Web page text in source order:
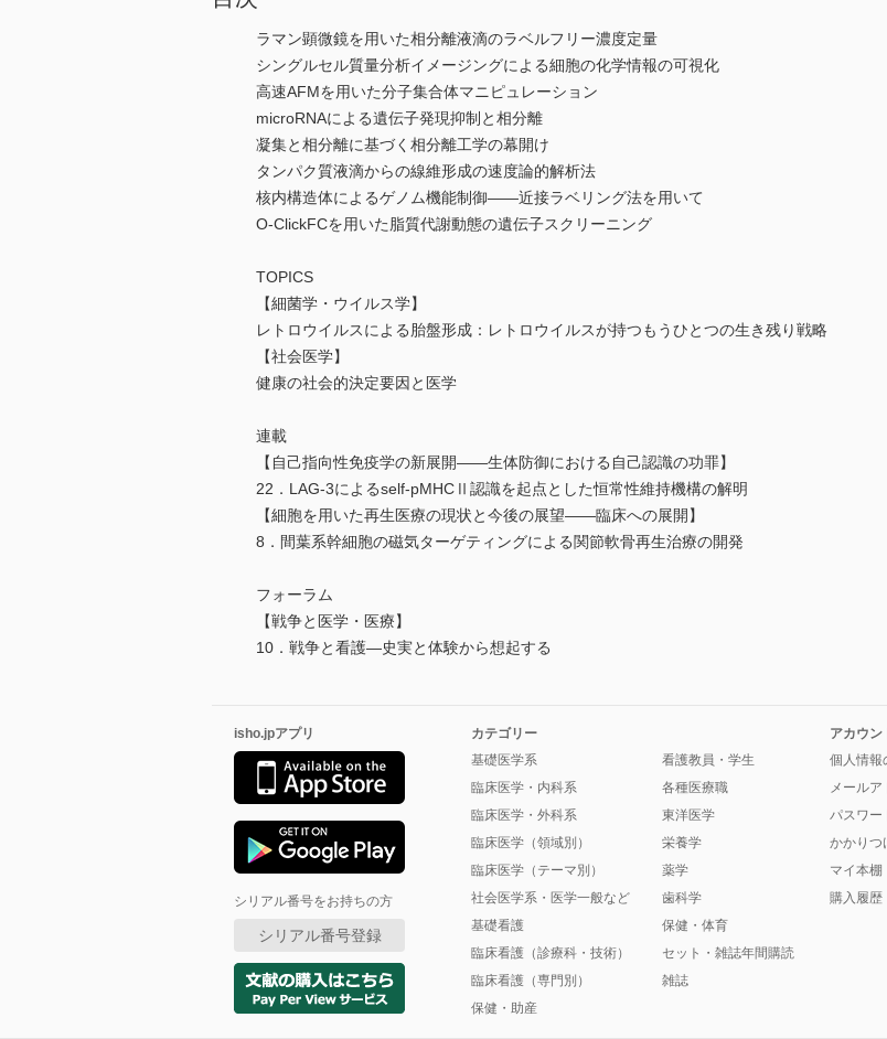
ラマン顕微鏡を用いた相分離液滴のラベルフリー濃度定量
シングルセル質量分析イメージングによる細胞の化学情報の可視化
高速AFMを用いた分子集合体マニピュレーション
microRNAによる遺伝子発現抑制と相分離
凝集と相分離に基づく相分離工学の幕開け
タンパク質液滴からの線維形成の速度論的解析法
核内構造体によるゲノム機能制御――近接ラベリング法を用いて
O-ClickFCを用いた脂質代謝動態の遺伝子スクリーニング
TOPICS
【細菌学・ウイルス学】
レトロウイルスによる胎盤形成：レトロウイルスが持つもうひとつの生き残り戦略
【社会医学】
健康の社会的決定要因と医学
連載
【自己指向性免疫学の新展開――生体防御における自己認識の功罪】
22．LAG-3によるself-pMHCⅡ認識を起点とした恒常性維持機構の解明
【細胞を用いた再生医療の現状と今後の展望――臨床への展開】
8．間葉系幹細胞の磁気ターゲティングによる関節軟骨再生治療の開発
フォーラム
【戦争と医学・医療】
10．戦争と看護―史実と体験から想起する
isho.jpアプリ
シリアル番号をお持ちの方
シリアル番号登録
カテゴリー
基礎医学系
臨床医学・内科系
臨床医学・外科系
臨床医学（領域別）
臨床医学（テーマ別）
社会医学系・医学一般など
基礎看護
臨床看護（診療科・技術）
臨床看護（専門別）
保健・助産
看護教員・学生
各種医療職
東洋医学
栄養学
薬学
歯科学
保健・体育
セット・雑誌年間購読
雑誌
アカウン
個人情報
メール
パスワー
かかりつ
マイ本棚
購入履歴